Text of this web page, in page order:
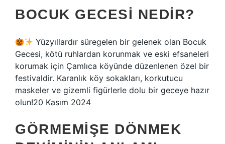
BOCUK GECESI NEDIR?
Yüzyıllardır süregelen bir gelenek olan Bocuk
Gecesi, kötü ruhlardan korunmak ve eski efsaneleri
korumak için Çamlıca köyünde düzenlenen özel bir
festivaldir. Karanlık köy sokakları, korkutucu
maskeler ve gizemli figürlerle dolu bir geceye hazır
olun!20 Kasım 2024
GÖRMEMIŞE DÖNMEK